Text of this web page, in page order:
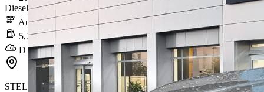
Diesel
Automatique
5,7 l/100km
D (151 g/km)
STELLANTIS &YOU AULNAY-SOUS-BOIS